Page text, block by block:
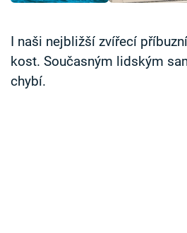
Sledujte nás
I naši nejbližší zvířecí
kost. Současným lidským
chybí.